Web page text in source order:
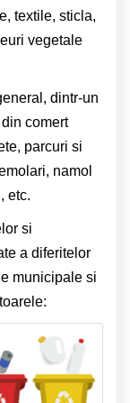
textile, sticla,
vegetale
dintr-un
comert
parcuri si
namol
etc.
si
a diferitelor
municipale si